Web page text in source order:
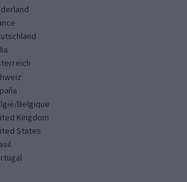
Belgique
Kingdom
States